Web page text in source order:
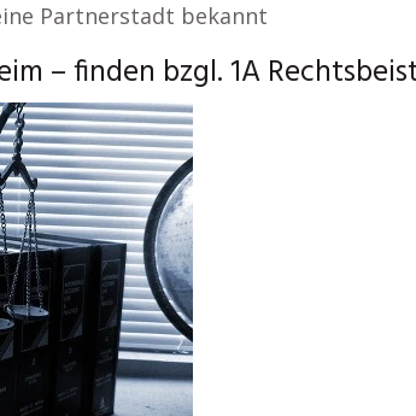
Partnerstadt bekannt
– finden bzgl. 1A